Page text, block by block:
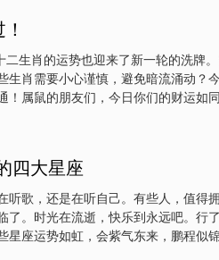
生肖的运势也迎来了新一轮的洗牌
生肖需要小心谨慎，避免暗流涌动？
属鼠的朋友们，今日你们的财运如
满。工作中，你的机智与敏锐将助你
信任，有望获得重要项目的负责权。
财运方面，虽然不如财运星那般耀眼
情甜蜜！属虎的朋友们，今日你们的
参加社交活动，你的魅力将吸引众多
互
四大星座
听歌，还是在听自己。有些人，值得
了。时光在流逝，快乐到永远吧。行
座运势如虹，会紫气东来，鹏程似
你们正处在怎样的境遇中，在未来的